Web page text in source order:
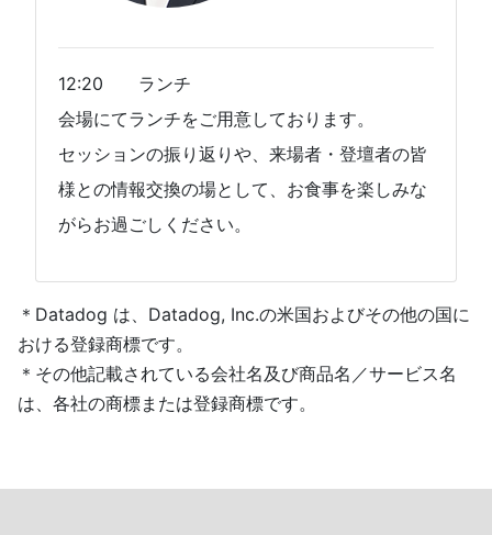
12:20 ランチ
会場にてランチをご用意しております。
セッションの振り返りや、来場者・登壇者の皆
様との情報交換の場として、お食事を楽しみな
がらお過ごしください。
＊Datadog は、Datadog, Inc.の米国およびその他の国に
おける登録商標です。
＊その他記載されている会社名及び商品名／サービス名
は、各社の商標または登録商標です。